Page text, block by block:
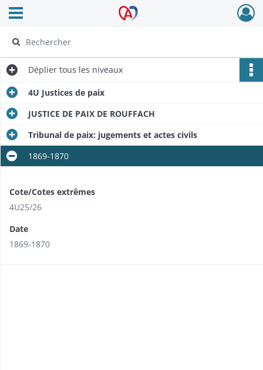
Archives Alsace - Colmar
Ouvrir le menu déroulant
Déplier tous les niveaux
4U Justices de paix
JUSTICE DE PAIX DE ROUFFACH
Tribunal de paix: jugements et actes civils
1869-1870
Cote/Cotes extrêmes
4U25/26
Date
1869-1870